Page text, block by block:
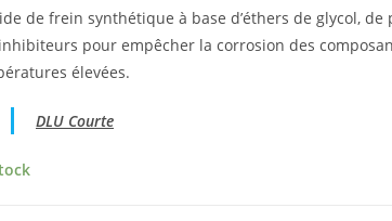
de frein synthétique à base d’éthers de glycol,
pour empêcher la corrosion des
élevées.
DLU Courte